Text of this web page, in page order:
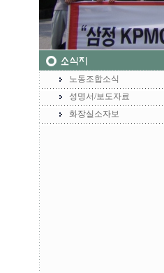
노동조합소식
성명서/보도자료
화장실소자보